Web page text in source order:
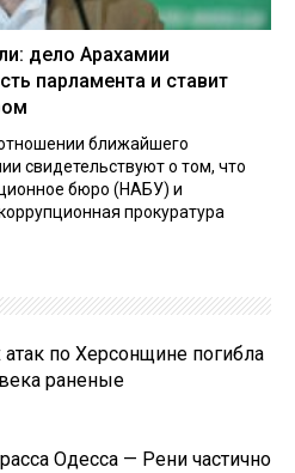
дело Арахамии
парламента и ставит
ближайшего
свидетельствуют о том, что
бюро (НАБУ) и
прокуратура
атак по Херсонщине погибла
раненые
Одесса — Рени частично